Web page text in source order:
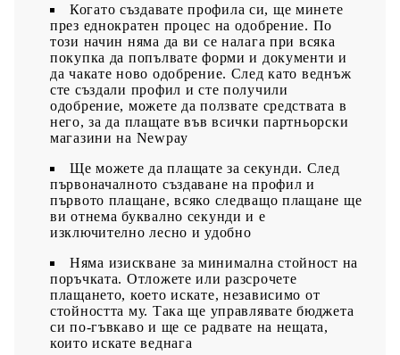
Когато създавате профила си, ще минете
през еднократен процес на одобрение. По
този начин няма да ви се налага при всяка
покупка да попълвате форми и документи и
да чакате ново одобрение. След като веднъж
сте създали профил и сте получили
одобрение, можете да ползвате средствата в
него, за да плащате във всички партньорски
магазини на Newpay
Ще можете да плащате за секунди. След
първоначалното създаване на профил и
първото плащане, всяко следващо плащане ще
ви отнема буквално секунди и е
изключително лесно и удобно
Няма изискване за минимална стойност на
поръчката. Отложете или разсрочете
плащането, което искате, независимо от
стойността му. Така ще управлявате бюджета
си по-гъвкаво и ще се радвате на нещата,
които искате веднага